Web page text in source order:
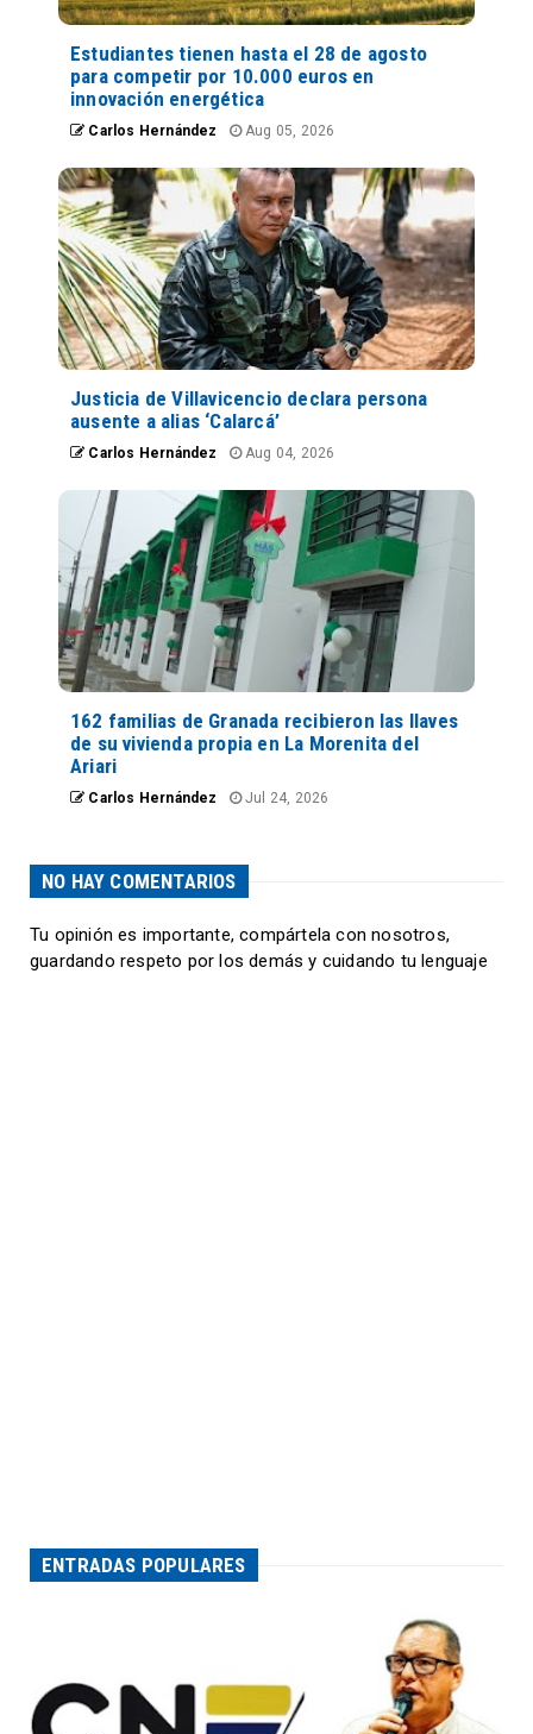
Estudiantes tienen hasta el 28 de agosto
para competir por 10.000 euros en
innovación energética
Carlos Hernández Aug 05, 2026
Justicia de Villavicencio declara persona
ausente a alias ‘Calarcá’
Carlos Hernández Aug 04, 2026
162 familias de Granada recibieron las llaves
de su vivienda propia en La Morenita del
Ariari
Carlos Hernández Jul 24, 2026
NO HAY COMENTARIOS
Tu opinión es importante, compártela con nosotros,
guardando respeto por los demás y cuidando tu lenguaje
ENTRADAS POPULARES